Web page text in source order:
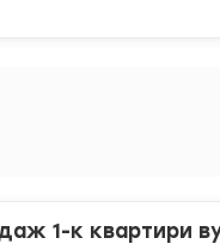
1-к квартири